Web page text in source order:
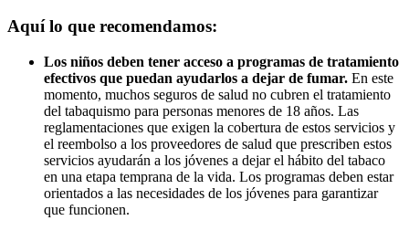
Aquí lo que recomendamos:
Los niños deben tener acceso a programas de tratamiento
efectivos que puedan ayudarlos a dejar de fumar. En este
momento, muchos seguros de salud no cubren el tratamiento
del tabaquismo para personas menores de 18 años. Las
reglamentaciones que exigen la cobertura de estos servicios y
el reembolso a los proveedores de salud que prescriben estos
servicios ayudarán a los jóvenes a dejar el hábito del tabaco
en una etapa temprana de la vida. Los programas deben estar
orientados a las necesidades de los jóvenes para garantizar
que funcionen.